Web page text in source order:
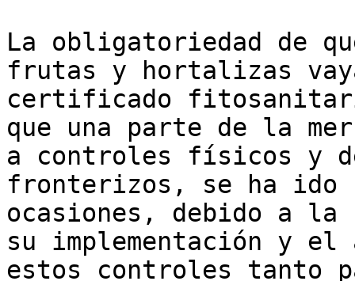
La obligatoriedad de
frutas y hortalizas
certificado
que una parte de la
a controles físicos y
fronterizos, se ha ido
ocasiones, debido a la
su implementación y
estos controles tanto